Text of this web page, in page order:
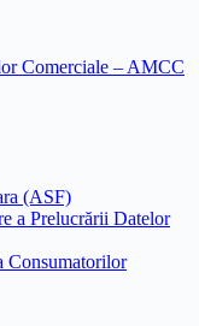
Comerciale – AMCC
(ASF)
a Prelucrării Datelor
Consumatorilor